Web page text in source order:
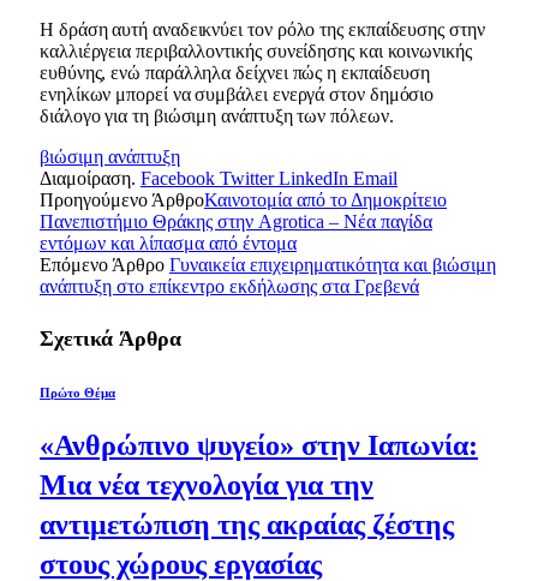
Η δράση αυτή αναδεικνύει τον ρόλο της εκπαίδευσης στην
καλλιέργεια περιβαλλοντικής συνείδησης και κοινωνικής
ευθύνης, ενώ παράλληλα δείχνει πώς η εκπαίδευση
ενηλίκων μπορεί να συμβάλει ενεργά στον δημόσιο
διάλογο για τη βιώσιμη ανάπτυξη των πόλεων.
βιώσιμη ανάπτυξη
Διαμοίραση. Facebook Twitter LinkedIn Email
Προηγούμενο ΆρθροΚαινοτομία από το Δημοκρίτειο
Πανεπιστήμιο Θράκης στην Agrotica – Νέα παγίδα
εντόμων και λίπασμα από έντομα
Επόμενο Άρθρο Γυναικεία επιχειρηματικότητα και βιώσιμη
ανάπτυξη στο επίκεντρο εκδήλωσης στα Γρεβενά
Σχετικά Άρθρα
Πρώτο Θέμα
«Ανθρώπινο ψυγείο» στην Ιαπωνία:
Μια νέα τεχνολογία για την
αντιμετώπιση της ακραίας ζέστης
στους χώρους εργασίας